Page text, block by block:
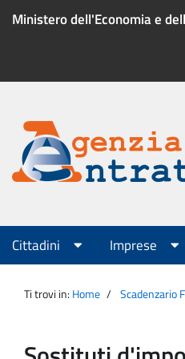
Ministero dell'Economia e
Menu
servizio
Agenzia
Entrate
Menu
principale
Cittadini Imprese
Ti trovi in: Home Scadenzario